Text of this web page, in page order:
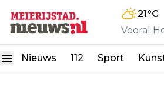
21°C
Vooral
Nieuws 112 Sport